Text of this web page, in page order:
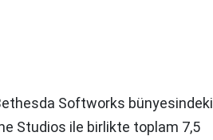
Softworks bünyesindeki
Studios ile birlikte toplam 7,5